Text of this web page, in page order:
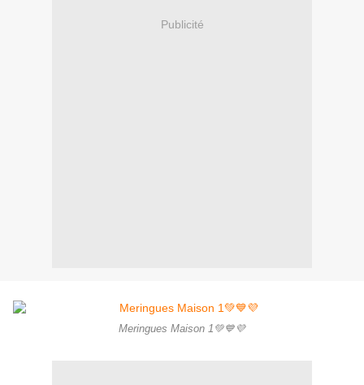
Publicité
Meringues Maison 1💚💙💜